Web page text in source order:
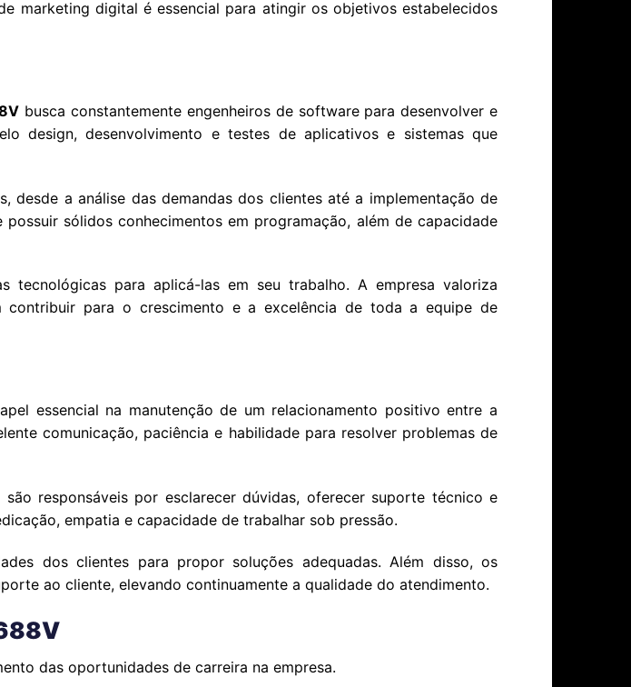
marketing digital é essencial para atingir os objetivos estabelecidos
busca constantemente engenheiros de software para desenvolver e
design, desenvolvimento e testes de aplicativos e sistemas que
a análise das demandas dos clientes até a implementação de
sólidos conhecimentos em programação, além de capacidade
tecnológicas para aplicá-las em seu trabalho. A empresa valoriza
contribuir para o crescimento e a excelência de toda a equipe de
essencial na manutenção de um relacionamento positivo entre a
comunicação, paciência e habilidade para resolver problemas de
responsáveis por esclarecer dúvidas, oferecer suporte técnico e
empatia e capacidade de trabalhar sob pressão.
dos clientes para propor soluções adequadas. Além disso, os
ao cliente, elevando continuamente a qualidade do atendimento.
das oportunidades de carreira na empresa.